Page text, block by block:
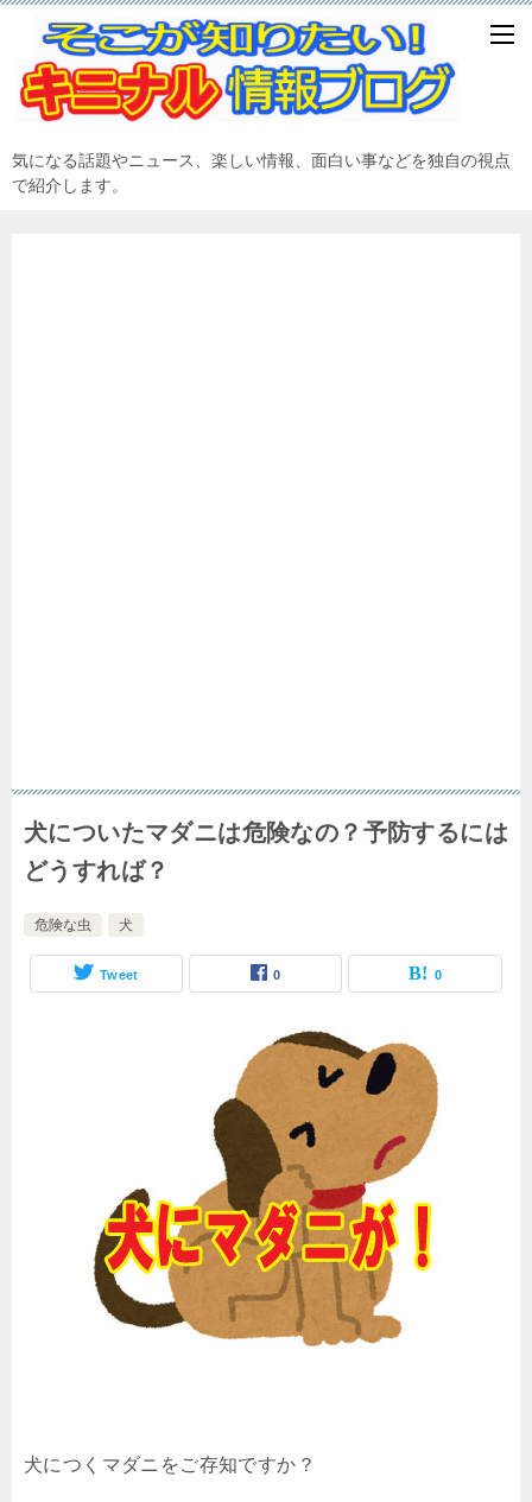
気になる話題やニュース、楽しい情報、面白い事などを独自の視点
で紹介します。
犬についたマダニは危険なの？予防するには
どうすれば？
危険な虫 犬
Tweet 0 0
犬につくマダニをご存知ですか？